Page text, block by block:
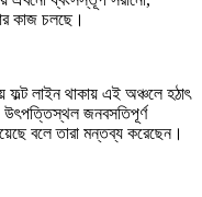
কাজ চলছে।
ফল্ট লাইন থাকায় এই অঞ্চলে হঠাৎ
উৎপত্তিস্থল জনবসতিপূর্ণ
বলে তারা মন্তব্য করেছেন।